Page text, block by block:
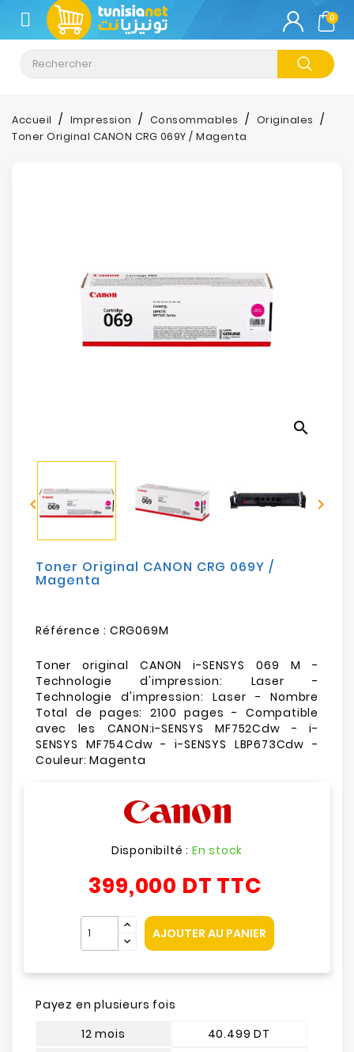
CATÉGORIE
Climatisation
Informatique
0
Accueil Impression Consommables
Originales
Toner Original CANON CRG 069Y / Magenta
search
 
Toner Original CANON CRG 069Y /
Magenta
Référence : CRG069M
Toner original CANON i-SENSYS 069 M -
Technologie d'impression: Laser -
Technologie d'impression: Laser - Nombre
Total de pages: 2100 pages - Compatible
avec les CANON:i-SENSYS MF752Cdw - i-
SENSYS MF754Cdw - i-SENSYS LBP673Cdw -
Couleur: Magenta
Disponibilté : En stock
399,000 DT TTC
AJOUTER AU PANIER
Payez en plusieurs fois
12 mois
40.499 DT